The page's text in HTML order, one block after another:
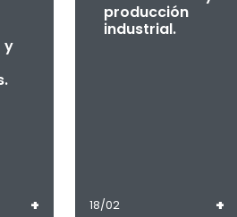
y
+
producción
industrial.
18/02 +